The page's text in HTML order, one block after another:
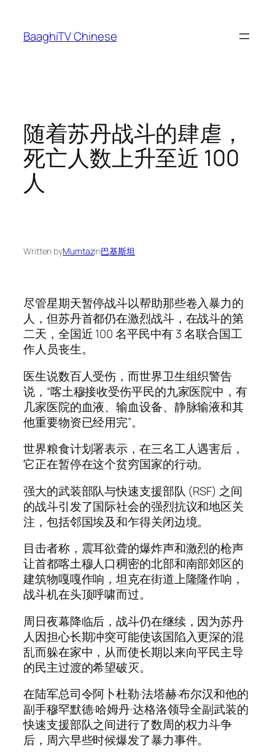
content
BaaghiTV Chinese
随着苏丹战斗的肆虐，
死亡人数上升至近 100
人
Written byMumtazin巴基斯坦
尽管星期天暂停战斗以帮助那些卷入暴力的
人，但苏丹首都仍在激烈战斗，在战斗的第
二天，全国近 100 名平民中有 3 名联合国工
作人员丧生。
医生说数百人受伤，而世界卫生组织警告
说，“喀土穆接收受伤平民的九家医院中，有
几家医院的血液、输血设备、静脉输液和其
他重要物资已经用完”。
世界粮食计划署表示，在三名工人遇害后，
它正在暂停在这个贫穷国家的行动。
强大的武装部队与快速支援部队 (RSF) 之间
的战斗引发了国际社会的强烈抗议和地区关
注，包括邻国埃及和乍得关闭边境。
目击者称，震耳欲聋的爆炸声和激烈的枪声
让首都喀土穆人口稠密的北部和南部郊区的
建筑物嘎嘎作响，坦克在街道上隆隆作响，
战斗机在头顶呼啸而过。
周日夜幕降临后，战斗仍在继续，因为苏丹
人因担心长期冲突可能使该国陷入更深的混
乱而躲在家中，从而使长期以来向平民主导
的民主过渡的希望破灭。
在陆军总司令阿卜杜勒·法塔赫·布尔汉和他的
副手穆罕默德·哈姆丹·达格洛领导全副武装的
快速支援部队之间进行了数周的权力斗争
后，周六早些时候爆发了暴力事件。